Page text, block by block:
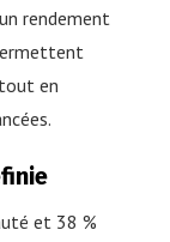
rendement
en
et 38 %